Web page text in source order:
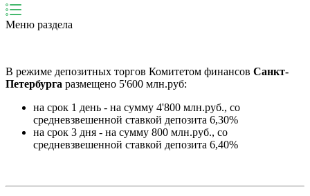
Меню раздела
В режиме депозитных торгов Комитетом финансов Санкт-
Петербурга размещено 5'600 млн.руб:
на срок 1 день - на сумму 4'800 млн.руб., со
средневзвешенной ставкой депозита 6,30%
на срок 3 дня - на сумму 800 млн.руб., со
средневзвешенной ставкой депозита 6,40%